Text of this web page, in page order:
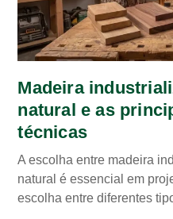
Madeira
natural e as
técnicas
A escolha entre madeira
natural é essencial em
escolha entre diferentes